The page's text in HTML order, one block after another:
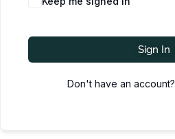
Sign In
Don't have an account?